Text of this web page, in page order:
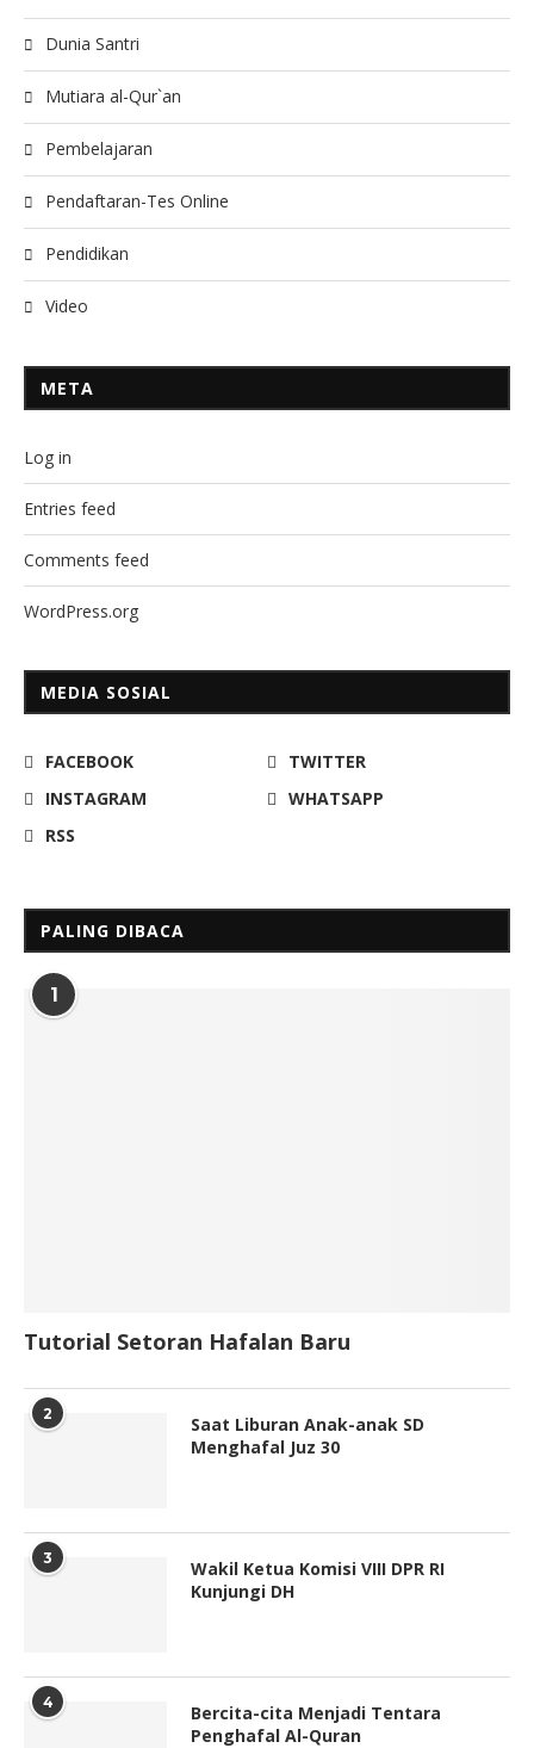
Dunia Santri
Mutiara al-Qur`an
Pembelajaran
Pendaftaran-Tes Online
Pendidikan
Video
META
Log in
Entries feed
Comments feed
WordPress.org
MEDIA SOSIAL
FACEBOOK
TWITTER
INSTAGRAM
WHATSAPP
RSS
PALING DIBACA
1
Tutorial Setoran Hafalan Baru
2
Saat Liburan Anak-anak SD
Menghafal Juz 30
3
Wakil Ketua Komisi VIII DPR RI
Kunjungi DH
4
Bercita-cita Menjadi Tentara
Penghafal Al-Quran